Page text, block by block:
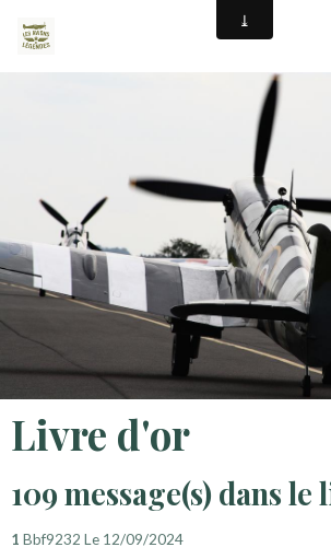
Livre d'or
109 message(s) dans
1 Bbf9232 Le 12/09/2024